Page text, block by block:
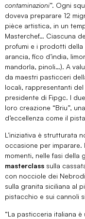
contaminazioni”. Ogni
doveva preparare 12
pièce artistica, in un
Masterchef… Ciascuna
profumi e i prodotti della
arancia, fico d’india,
mandorla, pinoli…). A
da maestri pasticceri
locali, rappresentanti
presidente di Fipgc. I
loro creazione “Briu”,
d’eccellenza come il
L’iniziativa è strutturata
occasione per imparare.
momenti, nelle fasi della
masterclass sulla
con nocciole dei
sulla granita siciliana al
pistacchio e sui cannoli
“La pasticceria italiana